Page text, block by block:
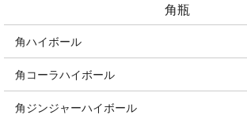
角瓶
角ハイボール
角コーラハイボール
角ジンジャーハイボール